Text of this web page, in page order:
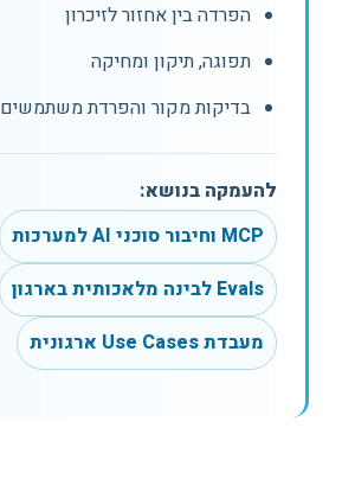
הפרדה בין אחזור לזיכרון
תפוגה, תיקון ומחיקה
בדיקות מקור והפרדת משתמשים
להעמקה בנושא:
MCP וחיבור סוכני AI למערכות
Evals לבינה מלאכותית בארגון
מעבדת Use Cases ארגונית